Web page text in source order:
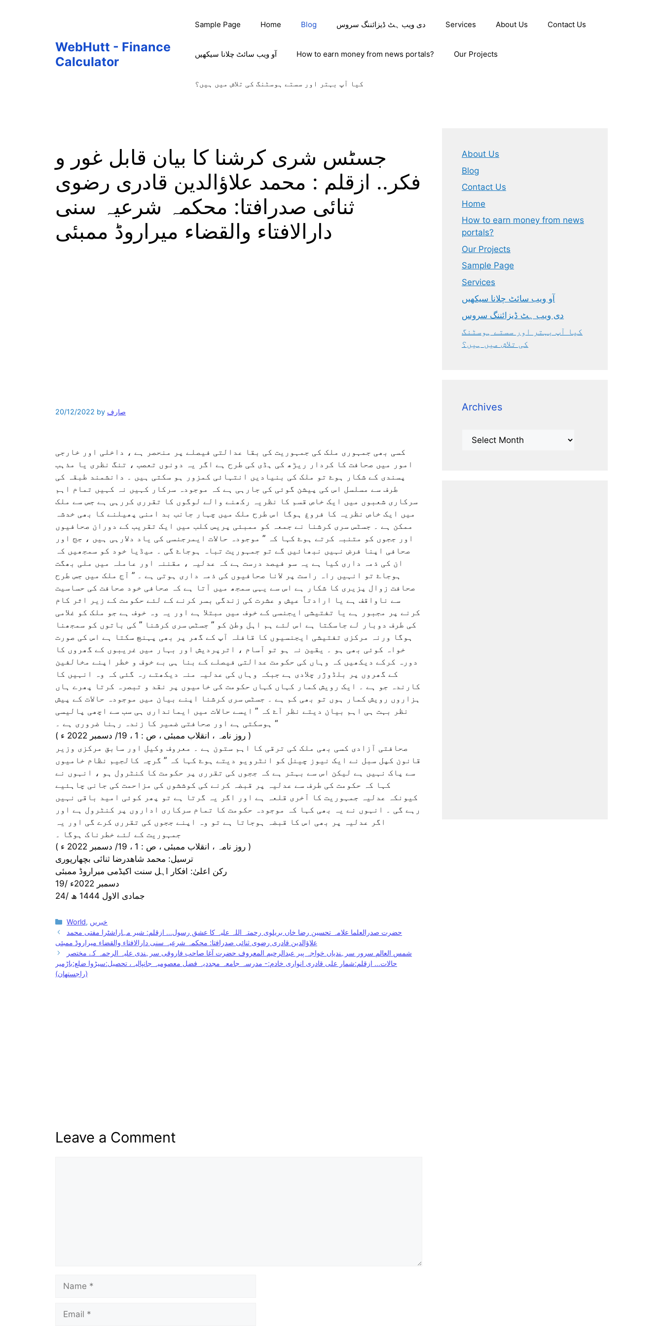
WebHutt - Finance
Calculator
Sample Page Home Blog دی ویب ہٹ ڈیزائننگ سروس Services About Us Contact Us
آو ویب سائٹ چلانا سیکھیں How to earn money from news portals? Our Projects
کیا آپ بہتر اور سستے ہوسٹنگ کی تلاش میں ہیں؟
جسٹس شری کرشنا کا بیان قابل غور و
فکر.. ازقلم : محمد علاؤالدین قادری رضوی
ثنائی صدرافتا: محکمہ شرعیہ سنی
دارالافتاء والقضاء میراروڈ ممبئی
20/12/2022 by صارف
کسی بھی جمہوری ملک کی جمہوریت کی بقا عدالتی فیصلے پر منحصر ہے ، داخلی اور خارجی
امور میں صحافت کا کردار ریڑھ کی ہڈی کی طرح ہے اگر یہ دونوں تعصب ، تنگ نظری یا مذہب
پسندی کے شکار ہوۓ تو ملک کی بنیادیں انتہائی کمزور ہو سکتی ہیں ۔ دانشمند طبقہ کی
طرف سے مسلسل اس کی پیشن گوئی کی جارہی ہے کہ موجودہ سرکار کہیں نہ کہیں تمام اہم
سرکاری شعبوں میں ایک خاص قسم کا نظریہ رکھنے والے لوگوں کا تقرری کررہی ہے جس سے ملک
میں ایک خاص نظریہ کا فروغ ہوگا اس طرح ملک میں چہار جانب بد امنی پھیلنے کا بھی خدشہ
ممکن ہے ۔ جسٹس سری کرشنا نے جمعہ کو ممبئی پریس کلب میں ایک تقریب کے دوران صحافیوں
اور ججوں کو متنبہ کرتے ہوۓ کہا کہ ” موجودہ حالات ایمرجنسی کی یاد دلارہی ہیں ، جج اور
صحافی اپنا فرض نہیں نبھائیں گے تو جمہوریت تباہ ہوجاۓ گی ۔ میڈیا خود کو سمجھیں کہ
ان کی ذمہ داری کیا ہے یہ سو فیصد درست ہے کہ عدلیہ ، مقننہ اور عاملہ میں ملی بھگت
ہوجاۓ تو انہیں راہ راست پر لانا صحافیوں کی ذمہ داری ہوتی ہے ۔ ” آج ملک میں جس طرح
صحافت زوال پزیری کا شکار ہے اس سے یہی سمجھ میں آتا ہے کہ صحافی خود صحافت کی حساسیت
سے ناواقف ہے یا ارادتاً عیش و عشرت کی زندگی بسر کرنے کے لئے حکومت کے زیر اثر کام
کرنے پر مجبور ہے یا تفتیشی ایجنسی کے خوف میں مبتلا ہے اور یہ وہ خوف ہے جو ملک کو غلامی
کی طرف دوبار لے جاسکتا ہے اس لئے ہم اہل وطن کو ” جسٹس سری کرشنا ” کی باتوں کو سمجھنا
ہوگا ورنہ مرکزی تفتیشی ایجنسیوں کا قافلہ آپ کے گھر پر بھی پہنچ سکتا ہے اس کی صورت
خواہ کوئی بھی ہو ۔ یقین نہ ہو تو آسام ، اترپردیش اور بہار میں غریبوں کے گھروں کا
دورہ کرکے دیکھیں کہ وہاں کی حکومت عدالتی فیصلے کے بنا ہی بے خوف و خطر اپنے مخالفین
کے گھروں پر بلڈوژر چلادی ہے جبکہ وہاں کی عدلیہ منہ دیکھتے رہ گئی کہ وہ انہیں کا
کارندہ جو ہے ۔ ایک رویش کمار کہاں کہاں حکومت کی خامیوں پر نقد و تبصرہ کرتا پھرے ہاں
ہزاروں رویش کمار ہوں تو بھی کم ہے ۔ جسٹس سری کرشنا اپنے بیان میں موجودہ حالات کے پیش
نظر بہت ہی اہم بیان دیتے نظر آۓ کہ ” ایسے حالات میں ایمانداری ہی سب سے اچھی پالیسی
ہوسکتی ہے اور صحافتی ضمیر کا زندہ رہنا ضروری ہے ۔ “
( روز نامہ ، انقلاب ممبئی ، ص : 1 ، 19/ دسمبر 2022 ء )
صحافتی آزادی کسی بھی ملک کی ترقی کا اہم ستون ہے ۔ معروف وکیل اور سابق مرکزی وزیر
قانون کپل سبل نے ایک نیوز چینل کو انٹرویو دیتے ہوۓ کہا کہ ” گرچہ کالجیم نظام خامیوں
سے پاک نہیں ہے لیکن اس سے بہتر ہے کہ ججوں کی تقرری پر حکومت کا کنٹرول ہو ، انہوں نے
کہا کہ حکومت کی طرف سے عدلیہ پر قبضہ کرنے کی کوششوں کی مزاحمت کی جانی چاہئیے
کیونکہ عدلیہ جمہوریت کا آخری قلعہ ہے اور اگر یہ گرتا ہے تو پھر کوئی امید باقی نہیں
رہے گی ۔ انہوں نے یہ بھی کہا کہ موجودہ حکومت کا تمام سرکاری اداروں پر کنٹرول ہے اور
اگر عدلیہ پر بھی اس کا قبضہ ہوجاتا ہے تو وہ اپنے ججوں کی تقرری کرے گی اور یہ
جمہوریت کے لئے خطرناک ہوگا ۔
( روز نامہ ، انقلاب ممبئی ، ص : 1 ، 19/ دسمبر 2022 ء )
ترسیل: محمد شاھدرضا ثنائی بچھارپوری
رکن اعلیٰ: افکار اہل سنت اکیڈمی میراروڈ ممبئی
19/ دسمبر 2022ء
24/ جمادی الاول 1444 ھ
Categories
World, خبریں
حضرت صدرالعلما علامہ تحسین رضا خاں بریلوی رحمتہ اللہ علیہ کا عشق رسول… ازقلم: شیر مہاراشٹرا مفتی محمد
علاؤالدین قادری رضوی ثنائی صدرافتا: محکمہ شرعیہ سنی دارالافتاء والقضاء میراروڈ ممبئی
شمس العالم سرور سرہندیاں خواجہ پیر عبدالرحیم المعروف حضرت آغا صاحب فاروقی سرہندی علیہ الرحمہ کے مختصر
حالات… ازقلم:شمار علی قادری انواری خادم:- مدرسہ جامعہ مجددیہ فضل معصومیہ جانپالیہ، تحصیل:سیڑوا ضلع:باڑمیر
(راجستھان)
Leave a Comment
About Us
Blog
Contact Us
Home
How to earn money from news
portals?
Our Projects
Sample Page
Services
آو ویب سائٹ چلانا سیکھیں
دی ویب ہٹ ڈیزائننگ سروس
کیا آپ بہتر اور سستے ہوسٹنگ
کی تلاش میں ہیں؟
Archives
Archives